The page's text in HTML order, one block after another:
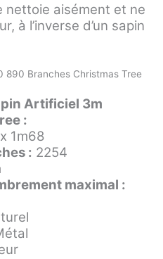
nettoie aisément et ne
à l’inverse d’un sapin
Artificiel 3m
:
1m68
: 2254
maximal :